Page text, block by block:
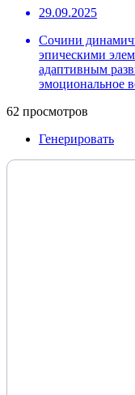
29.09.2025
Сочини
эпическими
адаптивным
эмоциональное
62 просмотров
Генерировать